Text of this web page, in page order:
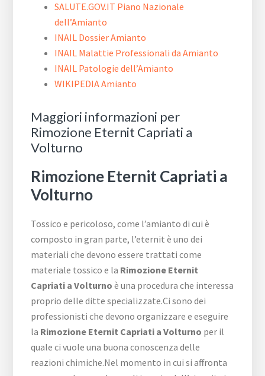
SALUTE.GOV.IT Piano Nazionale
dell’Amianto
INAIL Dossier Amianto
INAIL Malattie Professionali da Amianto
INAIL Patologie dell’Amianto
WIKIPEDIA Amianto
Maggiori informazioni per
Rimozione Eternit Capriati a
Volturno
Rimozione Eternit Capriati a
Volturno
Tossico e pericoloso, come l’amianto di cui è
composto in gran parte, l’eternit è uno dei
materiali che devono essere trattati come
materiale tossico e la Rimozione Eternit
Capriati a Volturno è una procedura che interessa
proprio delle ditte specializzate.Ci sono dei
professionisti che devono organizzare e eseguire
la Rimozione Eternit Capriati a Volturno per il
quale ci vuole una buona conoscenza delle
reazioni chimiche.Nel momento in cui si affronta